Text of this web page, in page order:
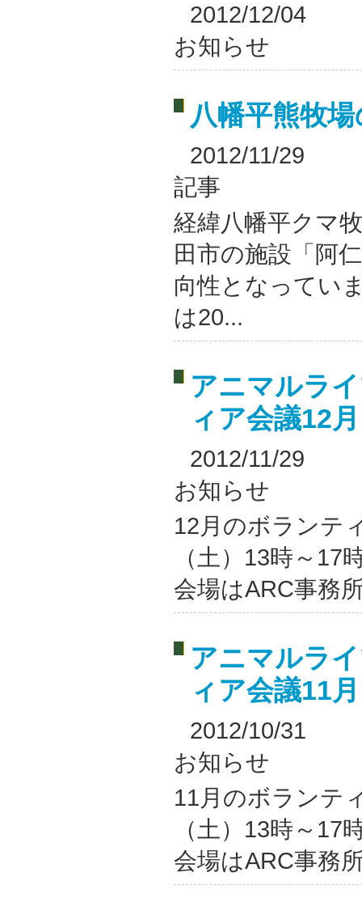
2012/12/04
お知らせ
八幡平熊牧
2012/11/29
記事
経緯八幡平クマ
田市の施設「阿
向性となってい
は20...
アニマルラ
ィア会議12
2012/11/29
お知らせ
12月のボランテ
（土）13時～
会場はARC事務
アニマルラ
ィア会議11
2012/10/31
お知らせ
11月のボランテ
（土）13時～
会場はARC事務